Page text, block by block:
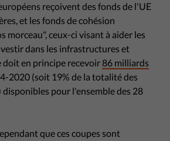
reçoivent des fonds de l'UE
et les fonds de cohésion
morceau", ceux-ci visant à aider les
dans les infrastructures et
doit en principe recevoir 86 milliards
2020 (soit 19% de la totalité des
pour l'ensemble des 28
que ces coupes sont